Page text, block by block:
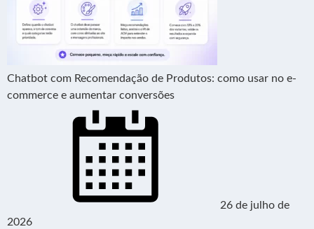
Chatbot com Recomendação de Produtos: como usar no e-
commerce e aumentar conversões
26 de julho de
2026